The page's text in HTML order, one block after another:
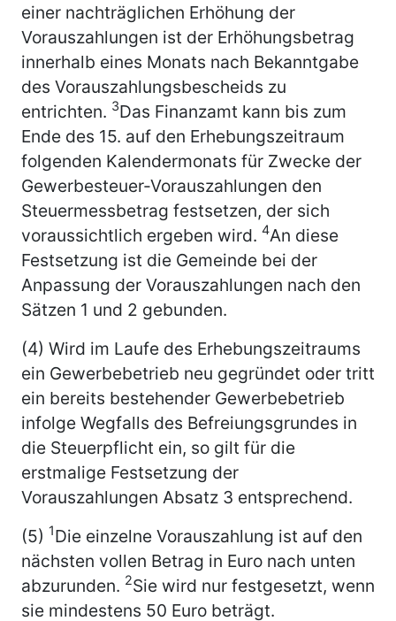
einer nachträglichen Erhöhung der
Vorauszahlungen ist der Erhöhungsbetrag
innerhalb eines Monats nach Bekanntgabe
des Vorauszahlungsbescheids zu
entrichten. 3Das Finanzamt kann bis zum
Ende des 15. auf den Erhebungszeitraum
folgenden Kalendermonats für Zwecke der
Gewerbesteuer-Vorauszahlungen den
Steuermessbetrag festsetzen, der sich
voraussichtlich ergeben wird. 4An diese
Festsetzung ist die Gemeinde bei der
Anpassung der Vorauszahlungen nach den
Sätzen 1 und 2 gebunden.
(4) Wird im Laufe des Erhebungszeitraums
ein Gewerbebetrieb neu gegründet oder tritt
ein bereits bestehender Gewerbebetrieb
infolge Wegfalls des Befreiungsgrundes in
die Steuerpflicht ein, so gilt für die
erstmalige Festsetzung der
Vorauszahlungen Absatz 3 entsprechend.
(5) 1Die einzelne Vorauszahlung ist auf den
nächsten vollen Betrag in Euro nach unten
abzurunden. 2Sie wird nur festgesetzt, wenn
sie mindestens 50 Euro beträgt.